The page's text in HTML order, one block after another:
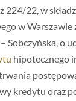
22, w
w Warszawie
Sobczyńska, o
hipotecznego
kredytu oraz